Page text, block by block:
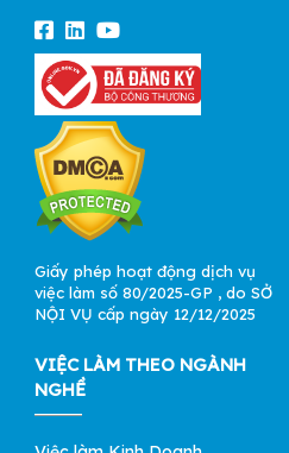
Giấy phép hoạt động dịch vụ
việc làm số 80/2025-GP , do SỞ
NỘI VỤ cấp ngày 12/12/2025
VIỆC LÀM THEO NGÀNH
NGHỀ